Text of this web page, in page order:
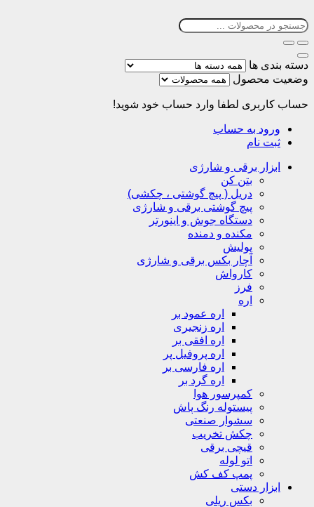
دسته بندی ها
وضعیت محصول
حساب کاربری لطفا وارد حساب خود شوید!
ورود به حساب
ثبت نام
ابزار برقی و شارژی
بتن کن
دریل ( پیچ گوشتی ، چکشی)
پیچ گوشتی برقی و شارژی
دستگاه جوش و اینورتر
مکنده و دمنده
پولیش
آچار بکس برقی و شارژی
کارواش
فرز
اره
اره عمود بر
اره زنجیری
اره افقی بر
اره پروفیل پر
اره فارسی بر
اره گرد بر
کمپرسور هوا
پیستوله رنگ پاش
سشوار صنعتی
چکش تخریب
قیچی برقی
اتو لوله
پمپ کف کش
ابزار دستی
بکس ریلی